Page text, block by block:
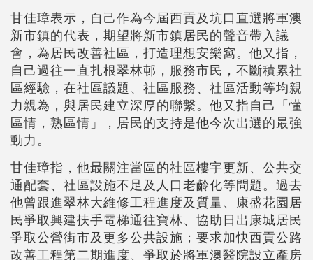
甘佳璋表示，自己作為今屆西貢及坑口直選將軍澳
新市鎮的代表，期望將新市鎮居民的聲音帶入議
會，為居民改善社區，打造理想安樂窩。他又指，
自己過往一直扎根翠林邨，服務市民，不斷積累社
區經驗，在社區議題、社區服務、社區活動等均親
力親為，與居民建立深厚的聯繫。他又指自己「懂
區情，熟區情」，居民的支持是他今次出選的最強
動力。
甘佳璋指，他最關注當區的社區樓宇更新、公共交
通配套、社區設施不足及人口老齡化等問題。過去
他曾跟進翠林大維修工程進度及質量、康盛花園居
民爭取興建扶手電梯通往寶林、協助日出康城居民
爭取公營街市及更多公共設施；要求加快西貢公路
改善工程第二期進度、爭取於將軍澳醫院設立產房